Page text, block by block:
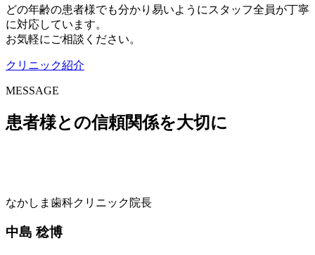
どの年齢の患者様でも分かり易いようにスタッフ全員が丁寧
に対応しています。
お気軽にご相談ください。
クリニック紹介
MESSAGE
患者様との信頼関係を大切に
なかしま歯科クリニック院長
中島 稔博